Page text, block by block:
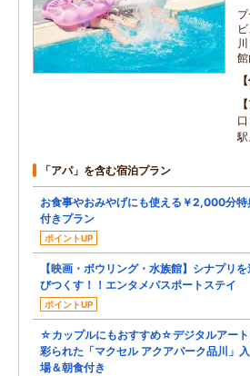
駅
「アパ」を含む宿泊プラン
お食事やおみやげにも使える￥2,000分特
付きプラン
ポイントUP
【映画・ボウリング・水族館】シナプリを
びつくす！！エンタメパスポートステイ
ポイントUP
☆カップルにもおすすめ☆デジタルアー
彩られた「マクセル アクアパーク品川」入
場＆朝食付き